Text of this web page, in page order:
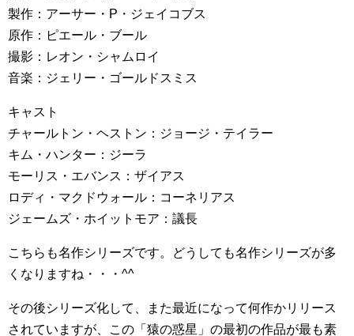
製作：アーサー・P・ジェイコブス
原作：ピエール・ブール
撮影：レオン・シャムロイ
音楽：ジェリー・ゴールドスミス
キャスト
チャールトン・ヘストン：ジョージ・テイラー
キム・ハンター：ジーラ
モーリス・エバンス：ザイアス
ロディ・マクドウォール：コーネリアス
ジェームズ・ホイットモア：議長
こちらも名作シリーズです。どうしても名作シリーズが多
くなりますね・・・^^
その後シリーズ化して、また最近になって何作かリリース
されていますが、この「猿の惑星」の最初の作品が最も素